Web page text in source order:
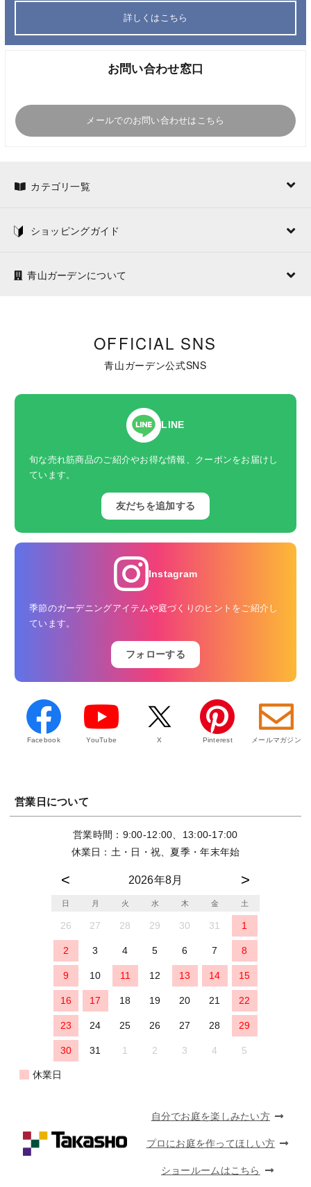
詳しくはこちら
お問い合わせ窓口
メールでのお問い合わせはこちら
カテゴリ一覧
ショッピングガイド
青山ガーデンについて
OFFICIAL SNS
青山ガーデン公式SNS
LINE
旬な売れ筋商品のご紹介やお得な情報、クーポンをお届けし
ています。
友だちを追加する
Instagram
季節のガーデニングアイテムや庭づくりのヒントをご紹介し
ています。
フォローする
Facebook YouTube X Pinterest メールマガジン
営業日について
営業時間：9:00-12:00、13:00-17:00
休業日：土・日・祝、夏季・年末年始
2026年8月
日 月 火 水 木 金 土
26 27 28 29 30 31 1
2 3 4 5 6 7 8
9 10 11 12 13 14 15
16 17 18 19 20 21 22
23 24 25 26 27 28 29
30 31 1 2 3 4 5
休業日
自分でお庭を楽しみたい方
プロにお庭を作ってほしい方
ショールームはこちら